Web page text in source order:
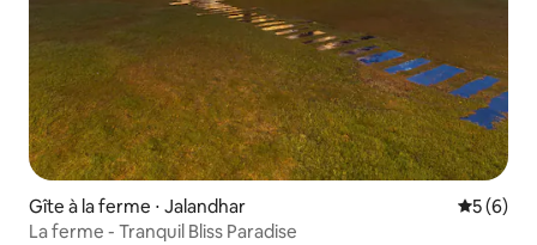
Gîte à la ferme ⋅ Jalandhar
5 (6)
La ferme - Tranquil Bliss Paradise